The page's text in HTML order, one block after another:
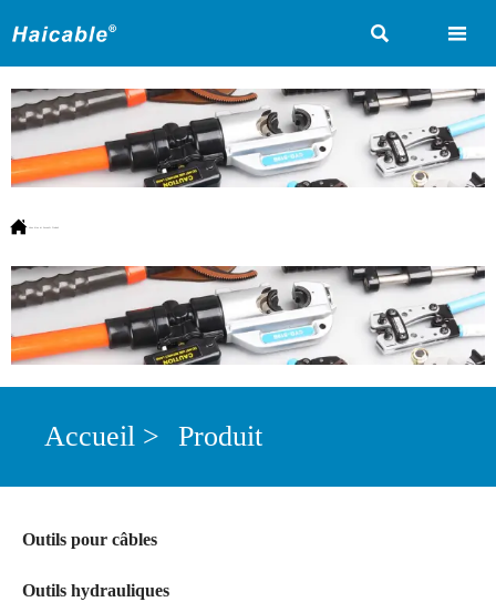
 
 Produit
Accueil > Produit
Outils pour câbles
Outils hydrauliques